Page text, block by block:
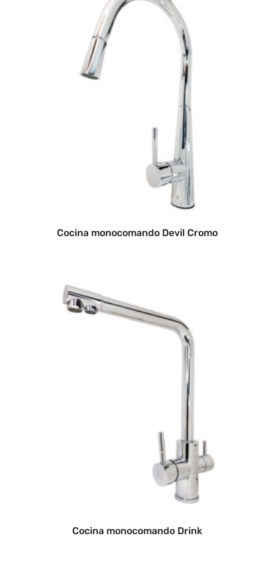
Cocina monocomando Devil Cromo
Cocina monocomando Drink